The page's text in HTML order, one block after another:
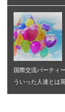
国際交流パーティ
ういった人達とは